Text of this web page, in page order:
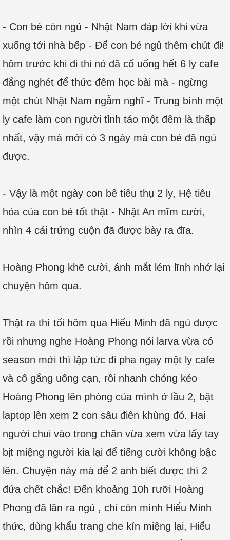
- Con bé còn ngủ - Nhật Nam đáp lời khi vừa
xuống tới nhà bếp - Để con bé ngủ thêm chút đi!
hôm trước khi đi thi nó đã cố uống hết 6 ly cafe
đắng nghét để thức đêm học bài mà - ngừng
một chút Nhật Nam ngẫm nghĩ - Trung bình một
ly cafe làm con người tỉnh táo một đêm là thấp
nhất, vậy mà mới có 3 ngày mà con bé đã ngủ
được.
- Vậy là một ngày con bế tiêu thụ 2 ly, Hệ tiêu
hóa của con bé tốt thật - Nhật An mĩm cười,
nhìn 4 cái trứng cuộn đã được bày ra đĩa.
Hoàng Phong khẽ cười, ánh mắt lém lĩnh nhớ lại
chuyện hôm qua.
Thật ra thì tối hôm qua Hiểu Minh đã ngủ được
rồi nhưng nghe Hoàng Phong nói larva vừa có
season mới thì lập tức đi pha ngay một ly cafe
và cố gắng uống cạn, rồi nhanh chóng kéo
Hoàng Phong lên phòng của mình ở lầu 2, bật
laptop lên xem 2 con sâu điên khùng đó. Hai
người chui vào trong chăn vừa xem vừa lấy tay
bịt miệng người kia lại để tiếng cười không bậc
lên. Chuyện này mà để 2 anh biết được thì 2
đứa chết chắc! Đến khoảng 10h rưỡi Hoàng
Phong đã lăn ra ngủ , chỉ còn mình Hiểu Minh
thức, dùng khẩu trang che kín miệng lại, Hiểu